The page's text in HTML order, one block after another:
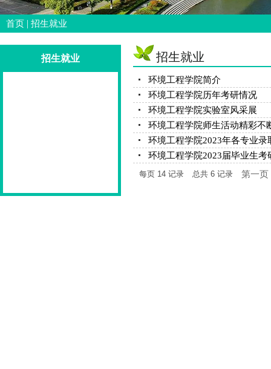
首页 | 招生就业
招生就业 招生就业
环境工程学院简介
环境工程学院历年考研情况
环境工程学院实验室风采展
环境工程学院师生活动精彩不
环境工程学院2023年各专业录
环境工程学院2023届毕业生考
每页 14 记录 总共 6 记录 第一页